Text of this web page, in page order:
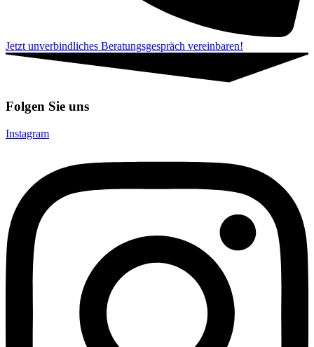
Jetzt unverbindliches Beratungsgespräch vereinbaren!
Folgen Sie uns
Instagram